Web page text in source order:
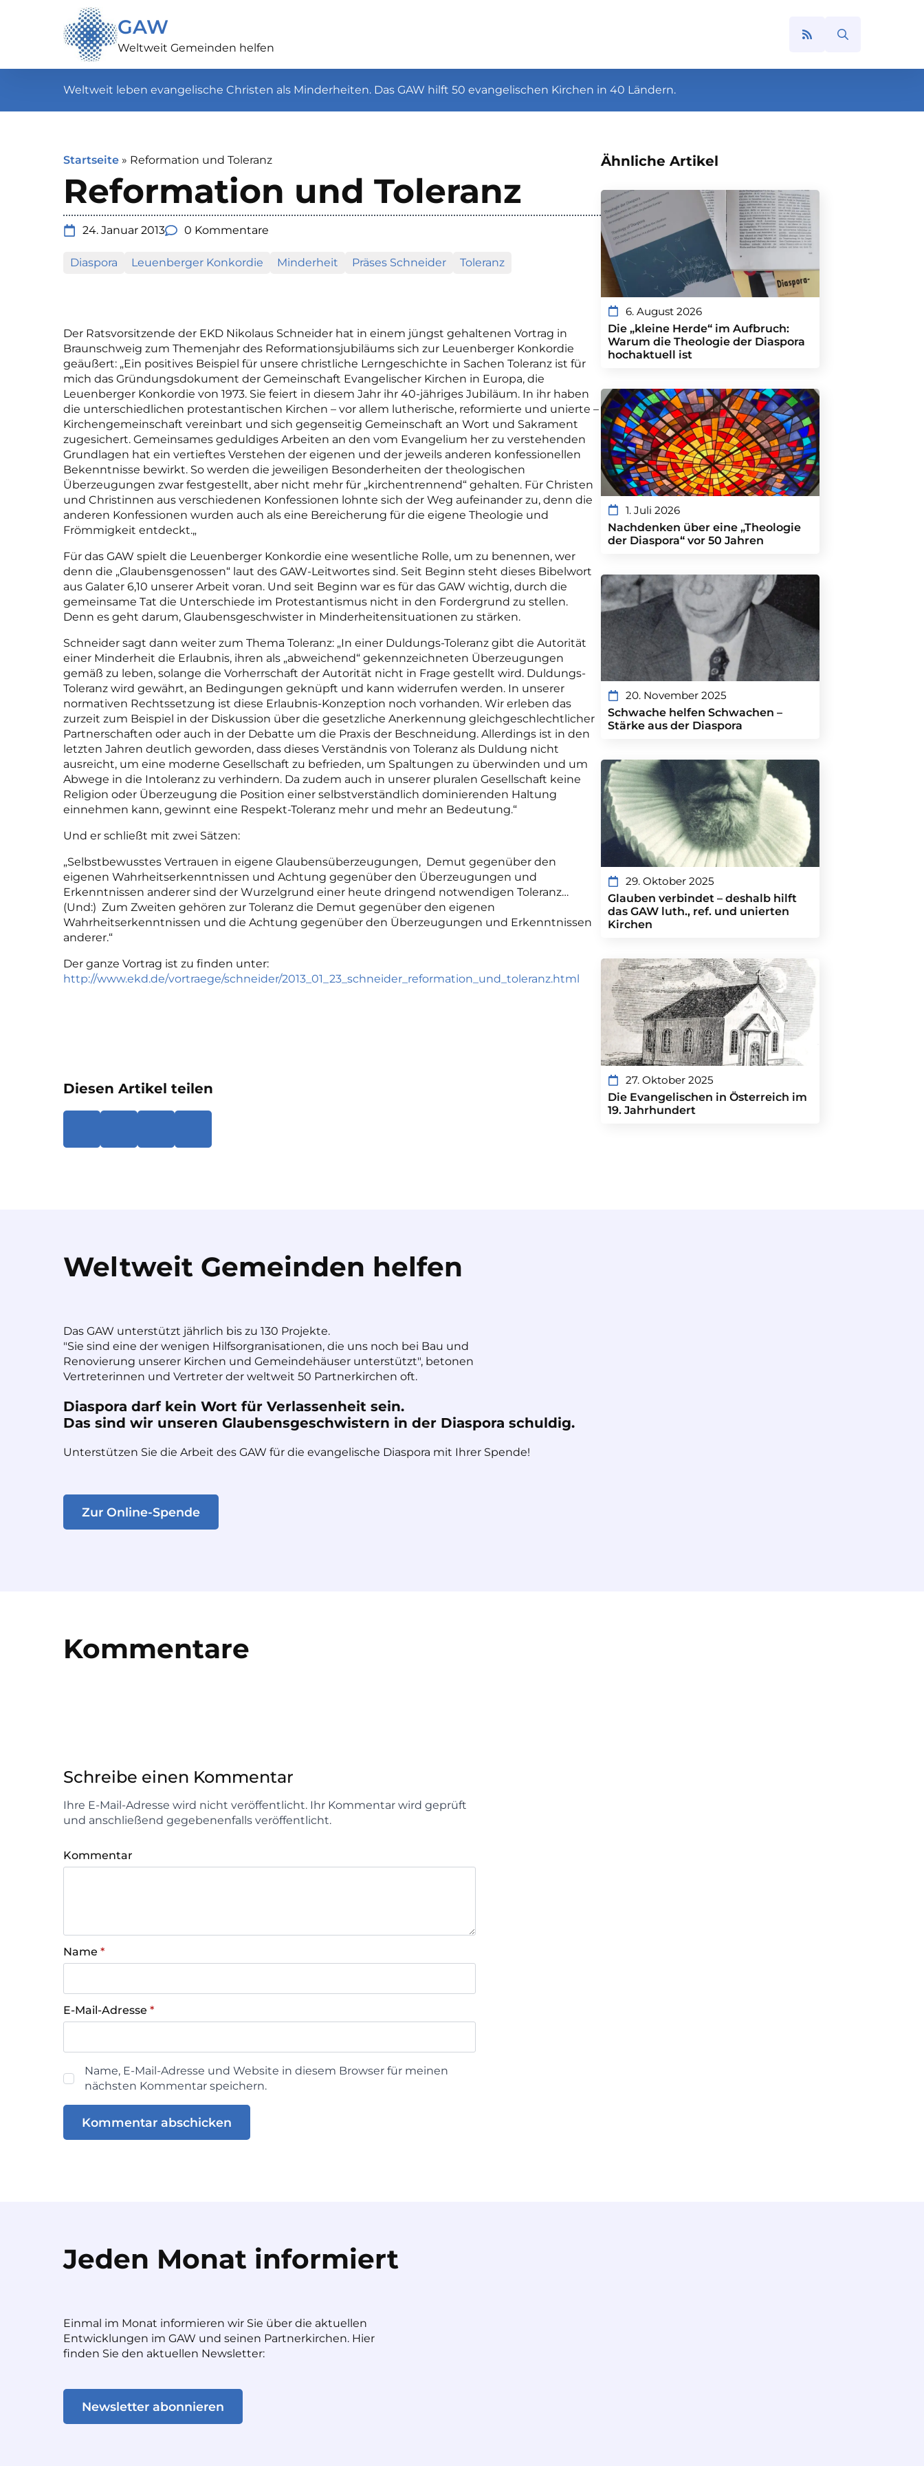
GAW
Weltweit Gemeinden helfen
Weltweit leben evangelische Christen als Minderheiten. Das GAW hilft 50 evangelischen Kirchen in 40 Ländern.
Startseite » Reformation und Toleranz
Reformation und Toleranz
24. Januar 2013 0 Kommentare
Diaspora Leuenberger Konkordie Minderheit Präses Schneider Toleranz
Der Ratsvorsitzende der EKD Nikolaus Schneider hat in einem jüngst gehaltenen Vortrag in
Braunschweig zum Themenjahr des Reformationsjubiläums sich zur Leuenberger Konkordie
geäußert: „Ein positives Beispiel für unsere christliche Lerngeschichte in Sachen Toleranz ist für
mich das Gründungsdokument der Gemeinschaft Evangelischer Kirchen in Europa, die
Leuenberger Konkordie von 1973. Sie feiert in diesem Jahr ihr 40-jähriges Jubiläum. In ihr haben
die unterschiedlichen protestantischen Kirchen – vor allem lutherische, reformierte und unierte –
Kirchengemeinschaft vereinbart und sich gegenseitig Gemeinschaft an Wort und Sakrament
zugesichert. Gemeinsames geduldiges Arbeiten an den vom Evangelium her zu verstehenden
Grundlagen hat ein vertieftes Verstehen der eigenen und der jeweils anderen konfessionellen
Bekenntnisse bewirkt. So werden die jeweiligen Besonderheiten der theologischen
Überzeugungen zwar festgestellt, aber nicht mehr für „kirchentrennend“ gehalten. Für Christen
und Christinnen aus verschiedenen Konfessionen lohnte sich der Weg aufeinander zu, denn die
anderen Konfessionen wurden auch als eine Bereicherung für die eigene Theologie und
Frömmigkeit entdeckt.„
Für das GAW spielt die Leuenberger Konkordie eine wesentliche Rolle, um zu benennen, wer
denn die „Glaubensgenossen“ laut des GAW-Leitwortes sind. Seit Beginn steht dieses Bibelwort
aus Galater 6,10 unserer Arbeit voran. Und seit Beginn war es für das GAW wichtig, durch die
gemeinsame Tat die Unterschiede im Protestantismus nicht in den Fordergrund zu stellen.
Denn es geht darum, Glaubensgeschwister in Minderheitensituationen zu stärken.
Schneider sagt dann weiter zum Thema Toleranz: „In einer Duldungs-Toleranz gibt die Autorität
einer Minderheit die Erlaubnis, ihren als „abweichend“ gekennzeichneten Überzeugungen
gemäß zu leben, solange die Vorherrschaft der Autorität nicht in Frage gestellt wird. Duldungs-
Toleranz wird gewährt, an Bedingungen geknüpft und kann widerrufen werden. In unserer
normativen Rechtssetzung ist diese Erlaubnis-Konzeption noch vorhanden. Wir erleben das
zurzeit zum Beispiel in der Diskussion über die gesetzliche Anerkennung gleichgeschlechtlicher
Partnerschaften oder auch in der Debatte um die Praxis der Beschneidung. Allerdings ist in den
letzten Jahren deutlich geworden, dass dieses Verständnis von Toleranz als Duldung nicht
ausreicht, um eine moderne Gesellschaft zu befrieden, um Spaltungen zu überwinden und um
Abwege in die Intoleranz zu verhindern. Da zudem auch in unserer pluralen Gesellschaft keine
Religion oder Überzeugung die Position einer selbstverständlich dominierenden Haltung
einnehmen kann, gewinnt eine Respekt-Toleranz mehr und mehr an Bedeutung.“
Und er schließt mit zwei Sätzen:
„Selbstbewusstes Vertrauen in eigene Glaubensüberzeugungen, Demut gegenüber den
eigenen Wahrheitserkenntnissen und Achtung gegenüber den Überzeugungen und
Erkenntnissen anderer sind der Wurzelgrund einer heute dringend notwendigen Toleranz…
(Und:) Zum Zweiten gehören zur Toleranz die Demut gegenüber den eigenen
Wahrheitserkenntnissen und die Achtung gegenüber den Überzeugungen und Erkenntnissen
anderer.“
Der ganze Vortrag ist zu finden unter:
http://www.ekd.de/vortraege/schneider/2013_01_23_schneider_reformation_und_toleranz.html
Diesen Artikel teilen
Ähnliche Artikel
6. August 2026
Die „kleine Herde“ im Aufbruch:
Warum die Theologie der Diaspora
hochaktuell ist
1. Juli 2026
Nachdenken über eine „Theologie
der Diaspora“ vor 50 Jahren
20. November 2025
Schwache helfen Schwachen –
Stärke aus der Diaspora
29. Oktober 2025
Glauben verbindet – deshalb hilft
das GAW luth., ref. und unierten
Kirchen
27. Oktober 2025
Die Evangelischen in Österreich im
19. Jahrhundert
Weltweit Gemeinden helfen
Das GAW unterstützt jährlich bis zu 130 Projekte.
"Sie sind eine der wenigen Hilfsorgranisationen, die uns noch bei Bau und
Renovierung unserer Kirchen und Gemeindehäuser unterstützt", betonen
Vertreterinnen und Vertreter der weltweit 50 Partnerkirchen oft.
Diaspora darf kein Wort für Verlassenheit sein.
Das sind wir unseren Glaubensgeschwistern in der Diaspora schuldig.
Unterstützen Sie die Arbeit des GAW für die evangelische Diaspora mit Ihrer Spende!
Zur Online-Spende
Kommentare
Schreibe einen Kommentar
Ihre E-Mail-Adresse wird nicht veröffentlicht. Ihr Kommentar wird geprüft
und anschließend gegebenenfalls veröffentlicht.
Kommentar
Name *
E-Mail-Adresse *
Name, E-Mail-Adresse und Website in diesem Browser für meinen
nächsten Kommentar speichern.
Jeden Monat informiert
Einmal im Monat informieren wir Sie über die aktuellen
Entwicklungen im GAW und seinen Partnerkirchen. Hier
finden Sie den aktuellen Newsletter:
Newsletter abonnieren